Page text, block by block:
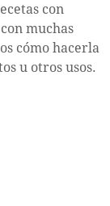
con
muchas
cómo hacerla
u otros usos.